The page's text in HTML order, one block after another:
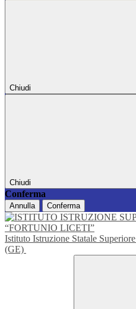
Chiudi
Chiudi
Conferma
Annulla Conferma
Istituto Istruzione Statale Superiore
(GE)